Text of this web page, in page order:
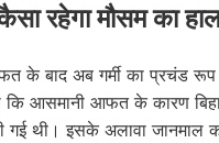
रहेगा मौसम का
के बाद अब गर्मी का प्रचंड रूप
कि आसमानी आफत के कारण
गई थी। इसके अलावा जानमाल